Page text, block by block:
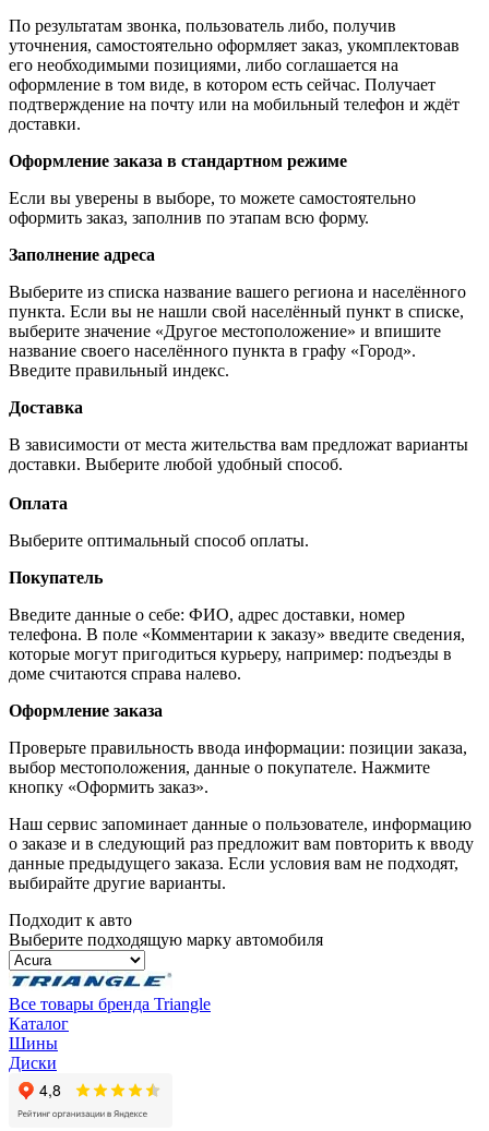
По результатам звонка, пользователь либо, получив
уточнения, самостоятельно оформляет заказ, укомплектовав
его необходимыми позициями, либо соглашается на
оформление в том виде, в котором есть сейчас. Получает
подтверждение на почту или на мобильный телефон и ждёт
доставки.
Оформление заказа в стандартном режиме
Если вы уверены в выборе, то можете самостоятельно
оформить заказ, заполнив по этапам всю форму.
Заполнение адреса
Выберите из списка название вашего региона и населённого
пункта. Если вы не нашли свой населённый пункт в списке,
выберите значение «Другое местоположение» и впишите
название своего населённого пункта в графу «Город».
Введите правильный индекс.
Доставка
В зависимости от места жительства вам предложат варианты
доставки. Выберите любой удобный способ.
Оплата
Выберите оптимальный способ оплаты.
Покупатель
Введите данные о себе: ФИО, адрес доставки, номер
телефона. В поле «Комментарии к заказу» введите сведения,
которые могут пригодиться курьеру, например: подъезды в
доме считаются справа налево.
Оформление заказа
Проверьте правильность ввода информации: позиции заказа,
выбор местоположения, данные о покупателе. Нажмите
кнопку «Оформить заказ».
Наш сервис запоминает данные о пользователе, информацию
о заказе и в следующий раз предложит вам повторить к вводу
данные предыдущего заказа. Если условия вам не подходят,
выбирайте другие варианты.
Подходит к авто
Выберите подходящую марку автомобиля
Все товары бренда Triangle
Каталог
Шины
Диски